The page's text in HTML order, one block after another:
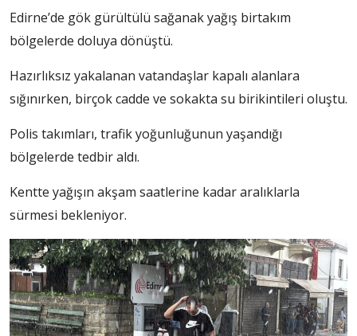
Edirne’de gök gürültülü sağanak yağış birtakım
bölgelerde doluya dönüştü.
Hazırlıksız yakalanan vatandaşlar kapalı alanlara
sığınırken, birçok cadde ve sokakta su birikintileri oluştu.
Polis takımları, trafik yoğunluğunun yaşandığı
bölgelerde tedbir aldı.
Kentte yağışın akşam saatlerine kadar aralıklarla
sürmesi bekleniyor.